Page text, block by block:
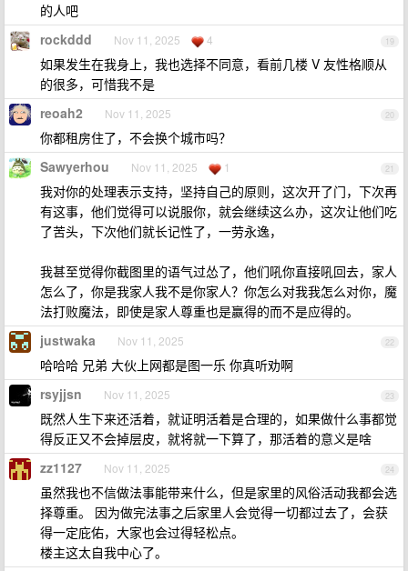
的人吧
19
rockddd Nov 11, 2025 4
如果发生在我身上，我也选择不同意，看前几楼 V 友性格顺从
的很多，可惜我不是
20
reoah2 Nov 11, 2025
你都租房住了，不会换个城市吗？
21
Sawyerhou Nov 11, 2025 1
我对你的处理表示支持，坚持自己的原则，这次开了门，下次再
有这事，他们觉得可以说服你，就会继续这么办，这次让他们吃
了苦头，下次他们就长记性了，一劳永逸，
我甚至觉得你截图里的语气过怂了，他们吼你直接吼回去，家人
怎么了，你是我家人我不是你家人？你怎么对我我怎么对你，魔
法打败魔法，即使是家人尊重也是赢得的而不是应得的。
22
justwaka Nov 11, 2025
哈哈哈 兄弟 大伙上网都是图一乐 你真听劝啊
23
rsyjjsn Nov 11, 2025
既然人生下来还活着，就证明活着是合理的，如果做什么事都觉
得反正又不会掉层皮，就将就一下算了，那活着的意义是啥
24
zz1127 Nov 11, 2025
虽然我也不信做法事能带来什么，但是家里的风俗活动我都会选
择尊重。 因为做完法事之后家里人会觉得一切都过去了，会获
得一定庇佑，大家也会过得轻松点。
楼主这太自我中心了。